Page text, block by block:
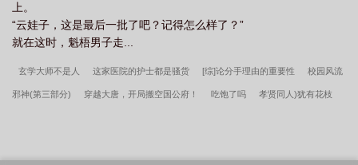
上。
“云娃子，这是最后一批了吧？记得怎么样了？”
就在这时，魁梧男子走...
玄学大师不是人 这家医院的护士都是骚货 [综]论分手理由的重要性 校园风流
邪神(第三部分) 穿越大唐，开局搬空国公府！ 吃饱了吗 孝贤同人)犹有花枝